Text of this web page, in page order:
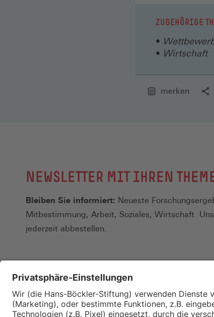
ZUGEHÖRIGE
Wirtschaft
merken
NEWSLETTER MIT IHREN
Bleiben Sie informiert: Neueste
Mitbestimmung, Arbeit, Soziales, Wirtschaft.
jederzeit abbestellen.
Kontakt